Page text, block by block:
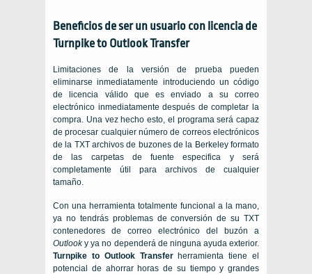
Beneficios de ser un usuario con licencia de
Turnpike to Outlook Transfer
Limitaciones de la versión de prueba pueden
eliminarse inmediatamente introduciendo un código
de licencia válido que es enviado a su correo
electrónico inmediatamente después de completar la
compra. Una vez hecho esto, el programa será capaz
de procesar cualquier número de correos electrónicos
de la TXTarchivos de buzones de la Berkeleyformato
de las carpetas de fuente especifica y será
completamente útil para archivos de cualquier
tamaño.
Con una herramienta totalmente funcional a la mano,
ya no tendrás problemas de conversión de su TXT
contenedores de correo electrónico del buzón a
Outlooky ya no dependerá de ninguna ayuda exterior.
Turnpike to Outlook Transferherramienta tiene el
potencial de ahorrar horas de su tiempo y grandes